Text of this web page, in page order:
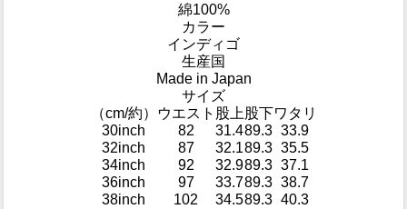
綿100%
カラー
インディゴ
生産国
Made in Japan
サイズ
（cm/約）
ウエスト 股上股下 ワタリ
30inch
82 31.489.3 33.9
32inch
87 32.189.3 35.5
34inch
92 32.989.3 37.1
36inch
97 33.789.3 38.7
38inch
102 34.589.3 40.3